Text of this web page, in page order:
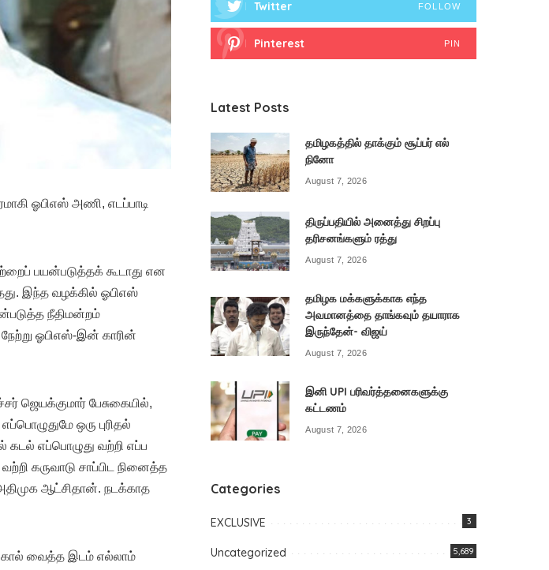
ஓபிஎஸ் அணி, எடப்பாடி
பயன்படுத்தக் கூடாது என
இந்த வழக்கில் ஓபிஎஸ்
நீதிமன்றம்
ஓபிஎஸ்-இன் காரின்
ஜெயக்குமார் பேசுகையில்,
ஒரு புரிதல்
எப்பொழுது வற்றி எப்ப
கருவாடு சாப்பிட நினைத்த
ஆட்சிதான். நடக்காத
‘கால் வைத்த இடம் எல்லாம்
Twitter FOLLOW
Pinterest PIN
Latest Posts
தமிழகத்தில் தாக்கும் சூப்பர் எல்
நினோ
August 7, 2026
திருப்பதியில் அனைத்து சிறப்பு
தரிசனங்களும் ரத்து
August 7, 2026
தமிழக மக்களுக்காக எந்த
அவமானத்தை தாங்கவும் தயாராக
இருந்தேன்- விஜய்
August 7, 2026
இனி UPI பரிவர்த்தனைகளுக்கு
கட்டணம்
August 7, 2026
Categories
EXCLUSIVE 3
Uncategorized 5,689